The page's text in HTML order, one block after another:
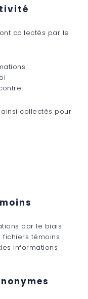
collectés par le
collectés pour
par le biais
témoins
informations